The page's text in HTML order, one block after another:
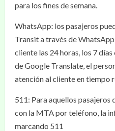
para los fines de semana.
WhatsApp: los pasajeros
Transit a través de
cliente las 24 horas, los 7 días
de Google Translate, el
atención al cliente en tiempo
511: Para aquellos pasajeros
con la MTA por teléfono, la
marcando 511